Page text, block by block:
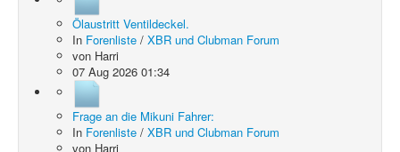
Ölaustritt Ventildeckel.
In Forenliste / XBR und Clubman Forum
von Harri
07 Aug 2026 01:34
Frage an die Mikuni Fahrer:
In Forenliste / XBR und Clubman Forum
von Harri